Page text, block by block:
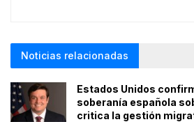
Noticias relacionadas
Estados Unidos
soberanía española
critica la gestión